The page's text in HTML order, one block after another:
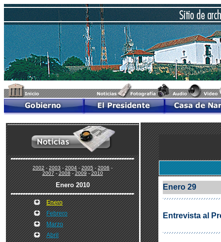
2002-2003-2004-2005-2006-
2007-2008-2009-2010
Enero 2010
Enero
Febrero
Marzo
Abril
Enero 29
Entrevista al